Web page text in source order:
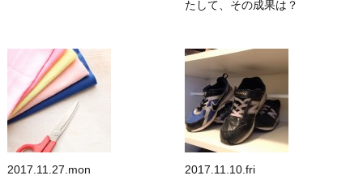
たして、その成果は？
2017.11.27.mon 2017.11.10.fri